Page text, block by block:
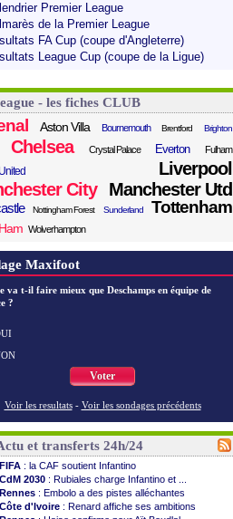
Premier League
de la Premier League
FA Cup (coupe d'Angleterre)
League Cup (coupe de la Ligue)
- les fiches CLUB
Aston Villa Bournemouth Brentford Brighton
Chelsea Crystal Palace Everton Fulham
Liverpool
City
Manchester Utd
Nottingham Forest Sunderland Tottenham
Wolverhampton
Maxifoot
va t-il faire mieux que Deschamps en équipe de
?
Voter
Voir les resultats - Voir les sondages précédents
et transferts 24h/24
FIFA : la CAF soutient Infantino
CdM 2030 : Rubiales charge Infantino et ...
Rennes : Embolo a des pistes alléchantes
Côte d'Ivoire : Renard affiche ses ambitions